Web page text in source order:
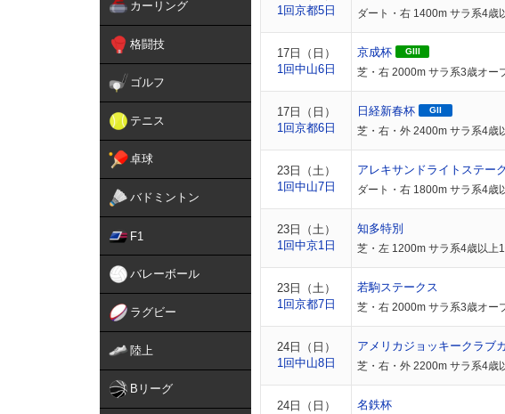
カーリング
格闘技
ゴルフ
テニス
卓球
バドミントン
F1
バレーボール
ラグビー
陸上
Bリーグ
1回京都5日
ダート・右 1400m サラ系4歳
17日（日）
1回中山6日
京成杯 GIII
芝・右 2000m サラ系3歳オー
17日（日）
1回京都6日
日経新春杯 GII
芝・右・外 2400m サラ系4歳
23日（土）
1回中山7日
アレキサンドライトステー
ダート・右 1800m サラ系4歳
23日（土）
1回中京1日
知多特別
芝・左 1200m サラ系4歳以上
23日（土）
1回京都7日
若駒ステークス
芝・右 2000m サラ系3歳オー
24日（日）
1回中山8日
アメリカジョッキークラブ
芝・右・外 2200m サラ系4歳
24日（日）
名鉄杯